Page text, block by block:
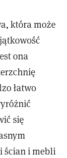
która może
ona
łatwo
się
ścian i mebli